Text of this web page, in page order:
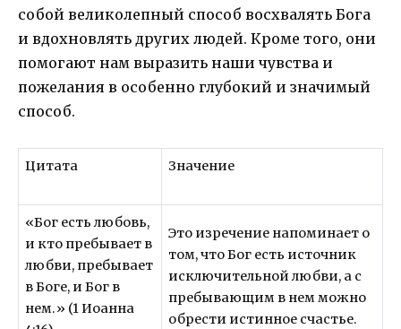
собой великолепный способ восхвалять Бога
и вдохновлять других людей. Кроме того, они
помогают нам выразить наши чувства и
пожелания в особенно глубокий и значимый
способ.
Цитата Значение
«Бог есть любовь,
и кто пребывает в
любви, пребывает
в Боге, и Бог в
нем.» (1 Иоанна
Это изречение напоминает о
том, что Бог есть источник
исключительной любви, а с
пребывающим в нем можно
обрести истинное счастье.